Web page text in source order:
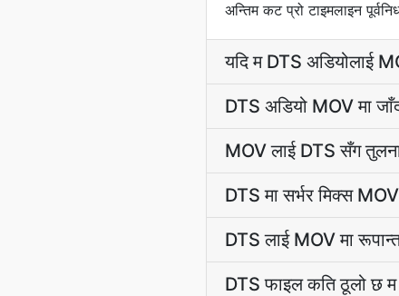
अन्तिम कट प्रो टाइमलाइन
यदि म DTS अडियोलाई
DTS अडियो MOV मा
MOV लाई DTS सँग
DTS मा सर्भर मिक्स
DTS लाई MOV मा
DTS फाइल कति ठूलो छ म